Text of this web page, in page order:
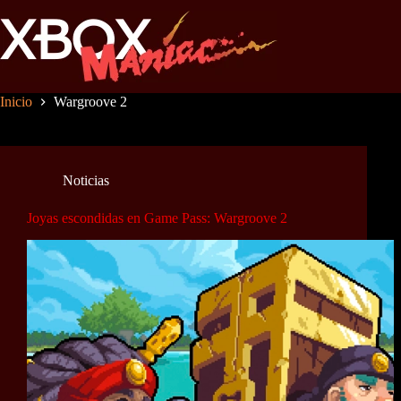
al
contenido
Inicio Wargroove 2
Noticias
Joyas escondidas en Game Pass: Wargroove 2